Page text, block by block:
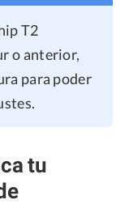
T2
o anterior,
para poder
tu